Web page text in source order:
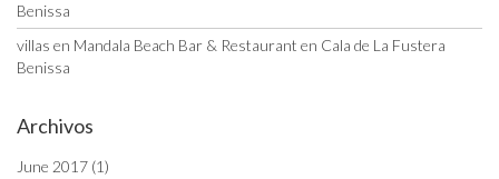
Benissa
villas en Mandala Beach Bar & Restaurant en Cala de La Fustera
Benissa
Archivos
June 2017 (1)